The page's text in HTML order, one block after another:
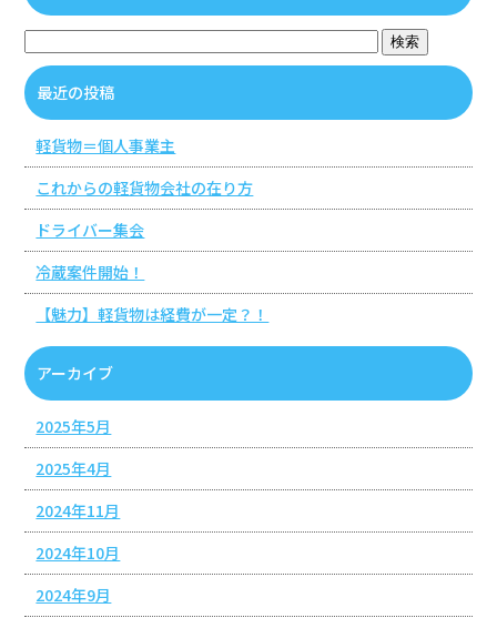
最近の投稿
軽貨物＝個人事業主
これからの軽貨物会社の在り方
ドライバー集会
冷蔵案件開始！
【魅力】軽貨物は経費が一定？！
アーカイブ
2025年5月
2025年4月
2024年11月
2024年10月
2024年9月